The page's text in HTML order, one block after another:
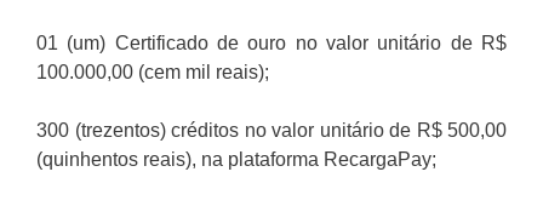
01 (um) Certificado de ouro no valor unitário de R$
100.000,00 (cem mil reais);
300 (trezentos) créditos no valor unitário de R$ 500,00
(quinhentos reais), na plataforma RecargaPay;